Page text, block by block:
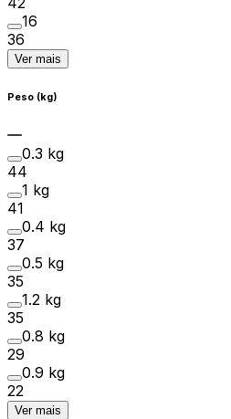
16
36
Ver mais
Peso (kg)
0.3 kg
44
1 kg
41
0.4 kg
37
0.5 kg
35
1.2 kg
35
0.8 kg
29
0.9 kg
22
Ver mais